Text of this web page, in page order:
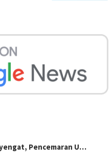
Pencemaran U…